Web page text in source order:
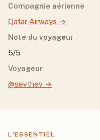
Compagnie aérienne
Qatar Airways →
Note du voyageur
5/5
Voyageur
@sevthev →
L'ESSENTIEL